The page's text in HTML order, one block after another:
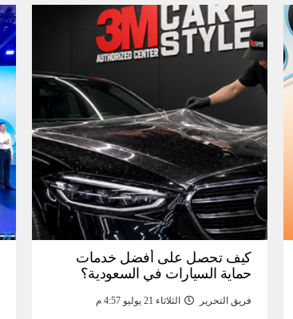
كيف تحصل على أفضل خدمات
حماية السيارات في السعودية؟
فريق التحرير الثلاثاء 21 يوليو 4:57 م